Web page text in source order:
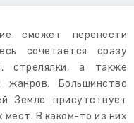
сможет перенести
сочетается сразу
стрелялки, а также
жанров. Большинство
Земле присутствует
В каком-то из них